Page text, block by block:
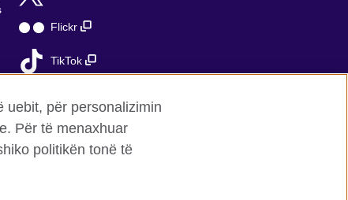
Flickr
TikTok
uebit, për personalizimin
Për të menaxhuar
politikën tonë të